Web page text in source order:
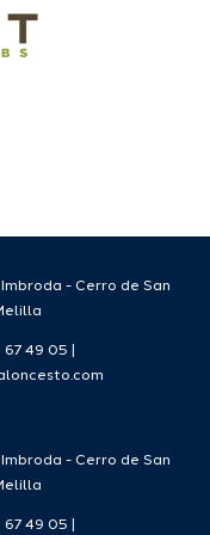
- Cerro de San
49 05 |
- Cerro de San
49 05 |